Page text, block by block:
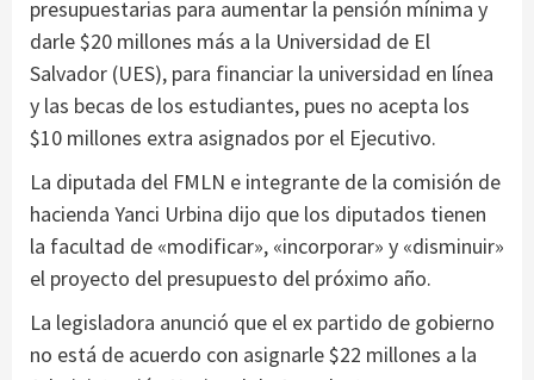
presupuestarias para aumentar la pensión mínima y
darle $20 millones más a la Universidad de El
Salvador (UES), para financiar la universidad en línea
y las becas de los estudiantes, pues no acepta los
$10 millones extra asignados por el Ejecutivo.
La diputada del FMLN e integrante de la comisión de
hacienda Yanci Urbina dijo que los diputados tienen
la facultad de «modificar», «incorporar» y «disminuir»
el proyecto del presupuesto del próximo año.
La legisladora anunció que el ex partido de gobierno
no está de acuerdo con asignarle $22 millones a la